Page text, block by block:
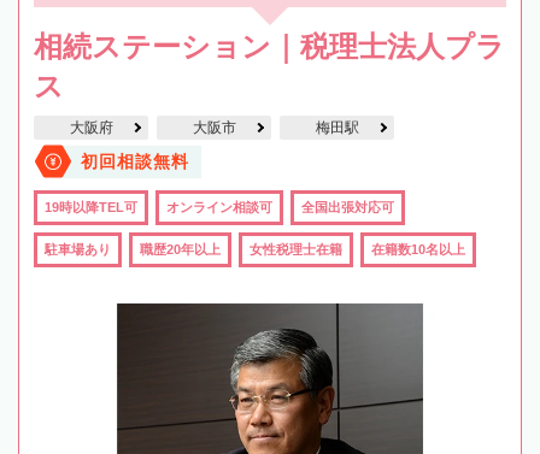
相続ステーション｜税理士法人プラ
ス
大阪府 大阪市 梅田駅
初回相談無料
19時以降TEL可 オンライン相談可 全国出張対応可
駐車場あり 職歴20年以上 女性税理士在籍 在籍数10名以上